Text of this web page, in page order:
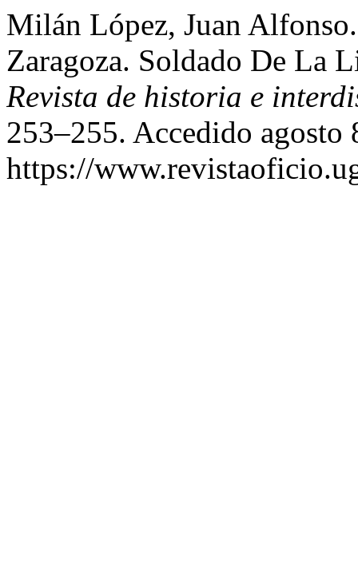
Milán López, Juan
Zaragoza. Soldado De La
Revista de historia e
253–255. Accedido agosto
https://